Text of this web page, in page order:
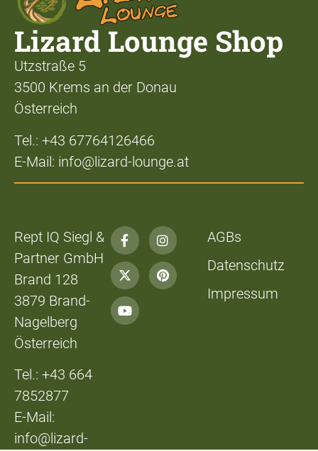
Lizard Lounge Shop
Utzstraße 5
3500 Krems an der Donau
Österreich
Tel.: +43 67764126466
E-Mail: info@lizard-lounge.at
Rept IQ Siegl &
Partner GmbH
Brand 128
3879 Brand-
Nagelberg
Österreich
Tel.: +43 664
7852877
E-Mail:
info@lizard-
AGBs
Datenschutz
Impressum